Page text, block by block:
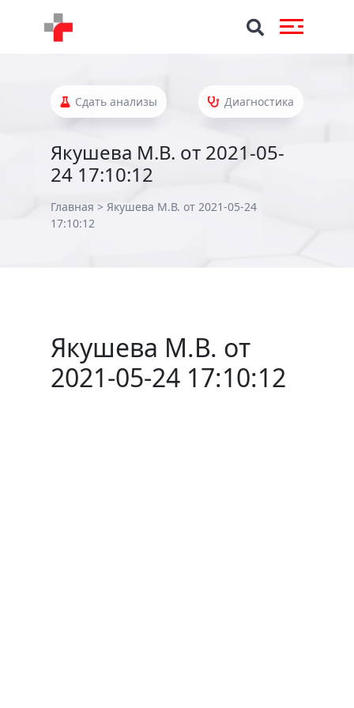
Сдать анализы Диагностика
Якушева М.В. от 2021-05-
24 17:10:12
Главная > Якушева М.В. от 2021-05-24
17:10:12
Якушева М.В. от
2021-05-24 17:10:12